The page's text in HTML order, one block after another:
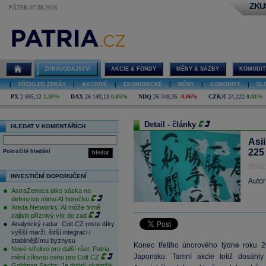
PÁTEK 07.08.2026
ZPRAVODAJSTVÍ AKCIE & FONDY MĚNY & SAZBY
PŘEHLED ZPRÁV AKCIOVÉ EKONOMICKÉ MĚNY KOMODITY
PX 2 805,12 1,30% DAX 26 140,13 0,05% NDQ 26 348,35 -0,06% CZK/€ 24,222 0,01%
HLEDAT V KOMENTÁŘÍCH
hledat
Pokročilé hledání
INVESTIČNÍ DOPORUČENÍ
AstraZeneca jako sázka na
defenzivu mimo AI horečku
Arista Networks: AI může firmě
zajistit příznivý vítr do zad
Analytický radar: Colt CZ roste díky
vyšší marži, širší integraci i
stabilnějšímu byznysu
Nové střelivo pro další růst. Patria
mění cílovou cenu pro Colt CZ
Detail - články
Konec třetího únorového týdne roku
Japonsku. Tamní akcie totiž